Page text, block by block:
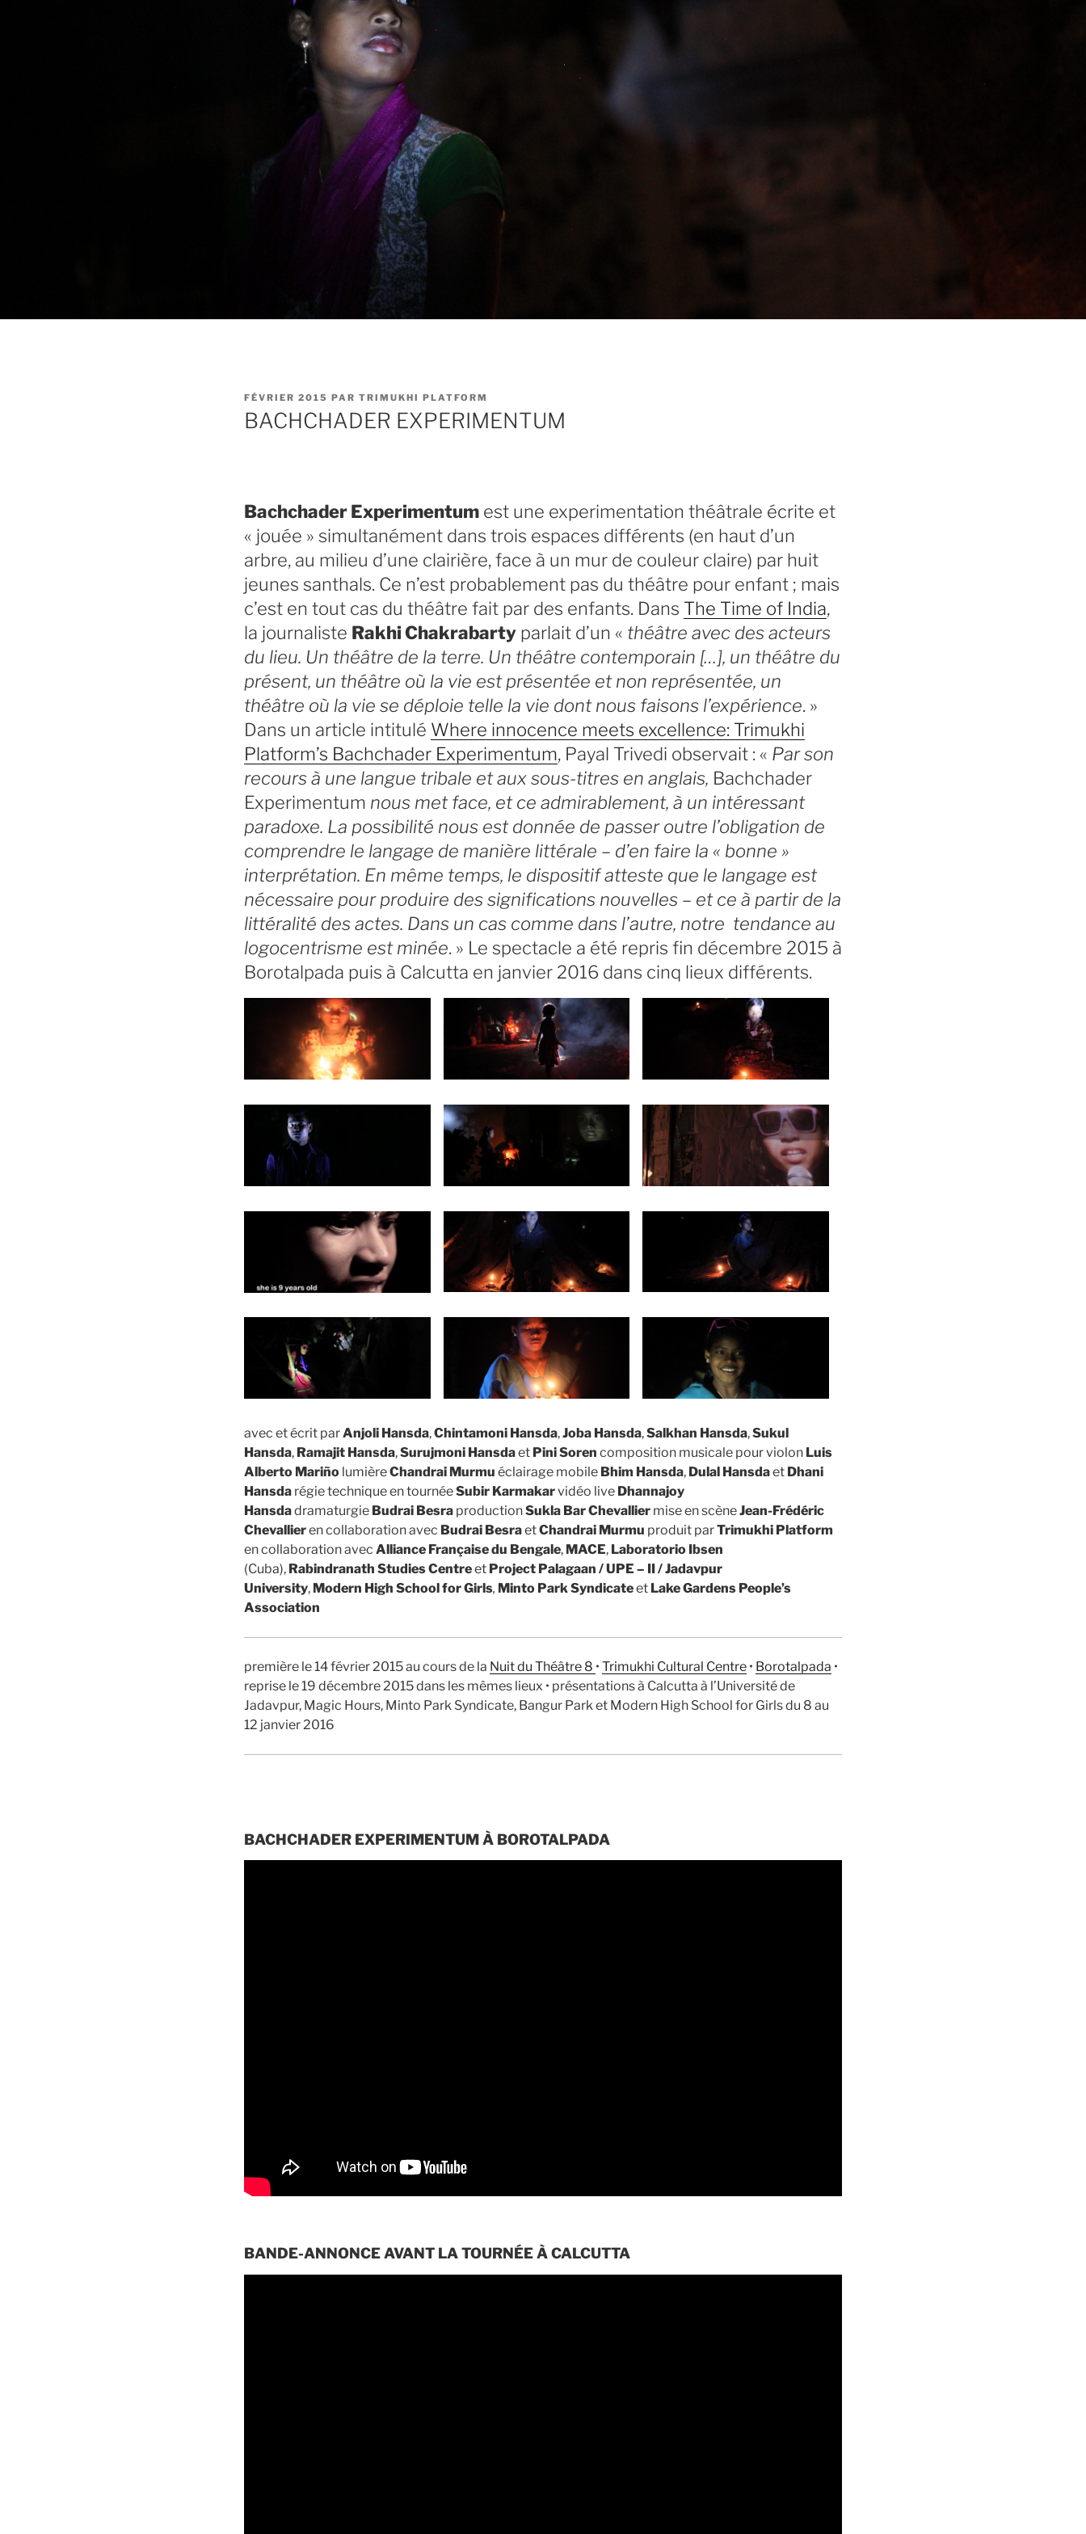
PUBLIÉ
LE
FÉVRIER 2015 PAR TRIMUKHI PLATFORM
BACHCHADER EXPERIMENTUM
Bachchader Experimentum est une experimentation théâtrale écrite et
« jouée » simultanément dans trois espaces différents (en haut d’un
arbre, au milieu d’une clairière, face à un mur de couleur claire) par huit
jeunes santhals. Ce n’est probablement pas du théâtre pour enfant ; mais
c’est en tout cas du théâtre fait par des enfants. Dans The Time of India,
la journaliste Rakhi Chakrabarty parlait d’un « théâtre avec des acteurs
du lieu. Un théâtre de la terre. Un théâtre contemporain […], un théâtre du
présent, un théâtre où la vie est présentée et non représentée, un
théâtre où la vie se déploie telle la vie dont nous faisons l’expérience. »
Dans un article intitulé Where innocence meets excellence: Trimukhi
Platform’s Bachchader Experimentum, Payal Trivedi observait : « Par son
recours à une langue tribale et aux sous-titres en anglais, Bachchader
Experimentum nous met face, et ce admirablement, à un intéressant
paradoxe. La possibilité nous est donnée de passer outre l’obligation de
comprendre le langage de manière littérale – d’en faire la « bonne »
interprétation. En même temps, le dispositif atteste que le langage est
nécessaire pour produire des significations nouvelles – et ce à partir de la
littéralité des actes. Dans un cas comme dans l’autre, notre tendance au
logocentrisme est minée. » Le spectacle a été repris fin décembre 2015 à
Borotalpada puis à Calcutta en janvier 2016 dans cinq lieux différents.
avec et écrit parAnjoli Hansda,Chintamoni Hansda,Joba Hansda,Salkhan Hansda,Sukul
Hansda, Ramajit Hansda,Surujmoni Hansdaet Pini Soren composition musicale pour violon Luis
Alberto Mariño lumièreChandrai Murmu éclairage mobile Bhim Hansda, Dulal Hansdaet Dhani
Hansda régie technique en tournéeSubir Karmakarvidéo live Dhannajoy
Hansdadramaturgie Budrai Besra productionSukla Bar Chevallier mise en scèneJean-Frédéric
Chevallieren collaboration avec Budrai BesraetChandrai Murmu produit parTrimukhi Platform
en collaboration avec Alliance Française du Bengale, MACE, Laboratorio Ibsen
(Cuba), Rabindranath Studies Centreet Project Palagaan / UPE – II / Jadavpur
University, Modern High School for Girls, Minto Park Syndicateet Lake Gardens People’s
Association
première le 14 février 2015 au cours de la Nuit du Théâtre 8 • Trimukhi Cultural Centre • Borotalpada •
reprise le 19 décembre 2015 dans les mêmes lieux • présentations à Calcutta à l’Université de
Jadavpur, Magic Hours, Minto Park Syndicate, Bangur Park et Modern High School for Girls du 8 au
12 janvier 2016
BACHCHADER EXPERIMENTUM À BOROTALPADA
BANDE-ANNONCE AVANT LA TOURNÉE À CALCUTTA